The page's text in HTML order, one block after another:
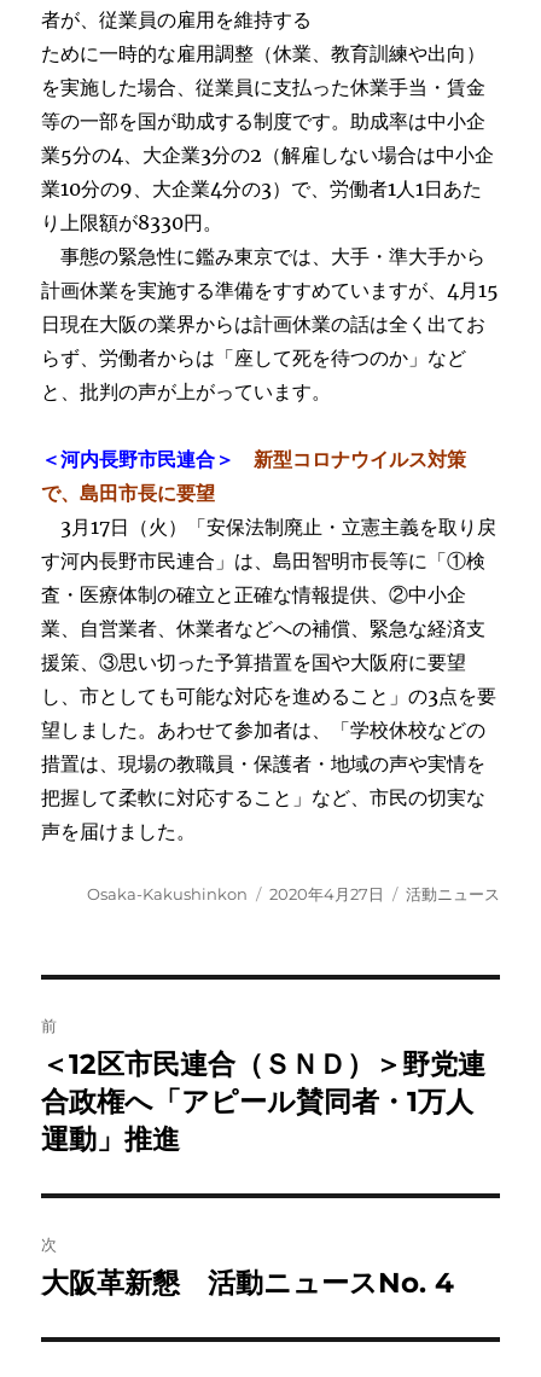
者が、従業員の雇用を維持する
ために一時的な雇用調整（休業、教育訓練や出向）
を実施した場合、従業員に支払った休業手当・賃金
等の一部を国が助成する制度です。助成率は中小企
業5分の4、大企業3分の2（解雇しない場合は中小企
業10分の9、大企業4分の3）で、労働者1人1日あた
り上限額が8330円。
事態の緊急性に鑑み東京では、大手・準大手から
計画休業を実施する準備をすすめていますが、4月15
日現在大阪の業界からは計画休業の話は全く出てお
らず、労働者からは「座して死を待つのか」など
と、批判の声が上がっています。
＜河内長野市民連合＞
新型コロナウイルス対策
で、島田市長に要望
3月17日（火）「安保法制廃止・立憲主義を取り戻
す河内長野市民連合」は、島田智明市長等に「①検
査・医療体制の確立と正確な情報提供、②中小企
業、自営業者、休業者などへの補償、緊急な経済支
援策、③思い切った予算措置を国や大阪府に要望
し、市としても可能な対応を進めること」の3点を要
望しました。あわせて参加者は、「学校休校などの
措置は、現場の教職員・保護者・地域の声や実情を
把握して柔軟に対応すること」など、市民の切実な
声を届けました。
投
Osaka-Kakushinkon
投
2020年4月27日
カ
活動ニュース
稿
ナ
ビ
ゲ
ー
シ
前
前
の
投
＜12区市民連合（ＳＮＤ）＞野党連
合政権へ「アピール賛同者・1万人
運動」推進
次
次
投
大阪革新懇 活動ニュースNo. 4